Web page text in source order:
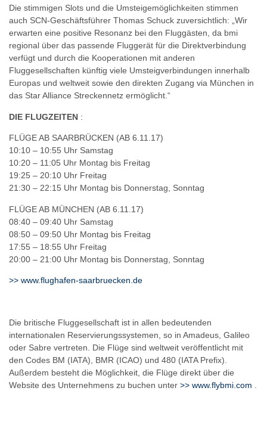
Die stimmigen Slots und die Umsteigemöglichkeiten stimmen
auch SCN-Geschäftsführer Thomas Schuck zuversichtlich: „Wir
erwarten eine positive Resonanz bei den Fluggästen, da bmi
regional über das passende Fluggerät für die Direktverbindung
verfügt und durch die Kooperationen mit anderen
Fluggesellschaften künftig viele Umsteigverbindungen innerhalb
Europas und weltweit sowie den direkten Zugang via München in
das Star Alliance Streckennetz ermöglicht.“
DIE FLUGZEITEN :
FLÜGE AB SAARBRÜCKEN (AB 6.11.17)
10:10 – 10:55 Uhr Samstag
10:20 – 11:05 Uhr Montag bis Freitag
19:25 – 20:10 Uhr Freitag
21:30 – 22:15 Uhr Montag bis Donnerstag, Sonntag
FLÜGE AB MÜNCHEN (AB 6.11.17)
08:40 – 09:40 Uhr Samstag
08:50 – 09:50 Uhr Montag bis Freitag
17:55 – 18:55 Uhr Freitag
20:00 – 21:00 Uhr Montag bis Donnerstag, Sonntag
>> www.flughafen-saarbruecken.de
Die britische Fluggesellschaft ist in allen bedeutenden
internationalen Reservierungssystemen, so in Amadeus, Galileo
oder Sabre vertreten. Die Flüge sind weltweit veröffentlicht mit
den Codes BM (IATA), BMR (ICAO) und 480 (IATA Prefix).
Außerdem besteht die Möglichkeit, die Flüge direkt über die
Website des Unternehmens zu buchen unter >> www.flybmi.com .